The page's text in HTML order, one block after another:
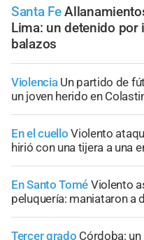
Santa Fe
Lima: un detenido por
balazos
Violencia Un partido de
un joven herido en
En el cuello Violento
hirió con una tijera a una
En Santo Tomé Violento
peluquería: maniataron a
Tercer grado Córdoba: un